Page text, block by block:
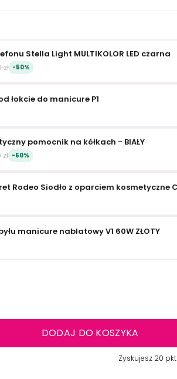
DODAJ DO KOSZYKA
Zyskujesz 20 pkt [
Stella Light MULTIKOLOR LED czarna
-50%
łokcie do manicure P1
pomocnik na kółkach - BIAŁY
-50%
manicure nablatowy V1 60W ZŁOTY